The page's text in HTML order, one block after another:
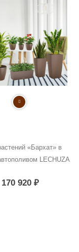
«Бархат» в
LECHUZA
170 920₽